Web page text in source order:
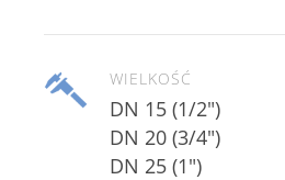
WIELKOŚĆ
DN 15 (1/2")
DN 20 (3/4")
DN 25 (1")